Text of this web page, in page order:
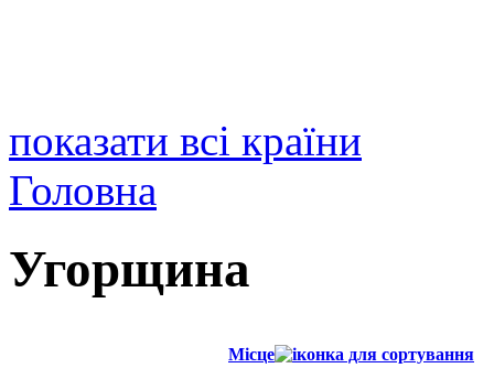
показати всі країни
Головна
Угорщина
Місце